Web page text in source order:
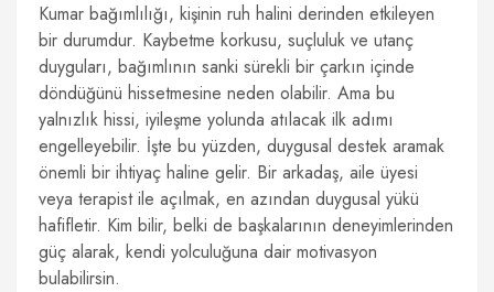
Kumar bağımlılığı, kişinin ruh halini derinden etkileyen
bir durumdur. Kaybetme korkusu, suçluluk ve utanç
duyguları, bağımlının sanki sürekli bir çarkın içinde
döndüğünü hissetmesine neden olabilir. Ama bu
yalnızlık hissi, iyileşme yolunda atılacak ilk adımı
engelleyebilir. İşte bu yüzden, duygusal destek aramak
önemli bir ihtiyaç haline gelir. Bir arkadaş, aile üyesi
veya terapist ile açılmak, en azından duygusal yükü
hafifletir. Kim bilir, belki de başkalarının deneyimlerinden
güç alarak, kendi yolculuğuna dair motivasyon
bulabilirsin.